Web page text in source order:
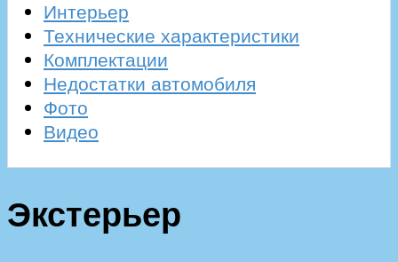
Интерьер
Технические характеристики
Комплектации
Недостатки автомобиля
Фото
Видео
Экстерьер